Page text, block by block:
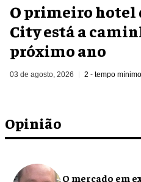
Opinião
O mercado em
O primeiro hotel
City está a
próximo ano
03 de agosto, 2026 2 - tempo